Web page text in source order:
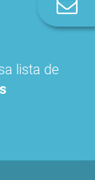
lista de